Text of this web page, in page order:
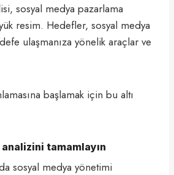
sosyal medya pazarlama
resim. Hedefler, sosyal medya
ulaşmanıza yönelik araçlar ve
başlamak için bu altı
tamamlayın
sosyal medya yönetimi